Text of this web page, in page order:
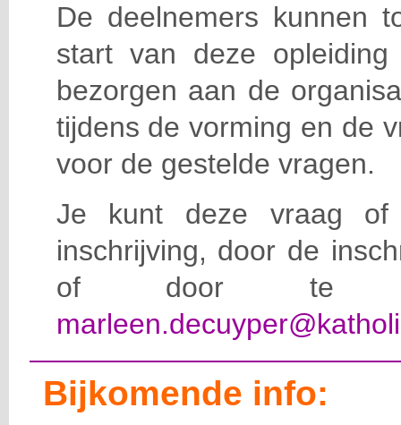
De deelnemers kunnen
start van deze
bezorgen aan de
tijdens de vorming en de
voor de gestelde vragen.
Je kunt deze vraag of
inschrijving, door de
of door te e-
Bijkomende info: